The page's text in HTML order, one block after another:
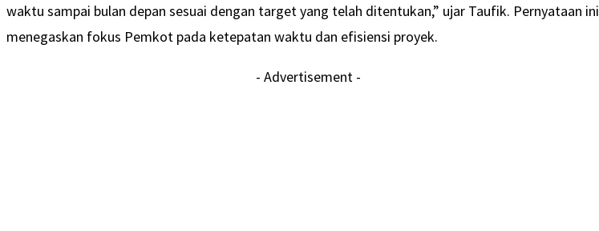
waktu sampai bulan depan sesuai dengan target yang telah ditentukan,” ujar Taufik. Pernyataan ini
menegaskan fokus Pemkot pada ketepatan waktu dan efisiensi proyek.
- Advertisement -